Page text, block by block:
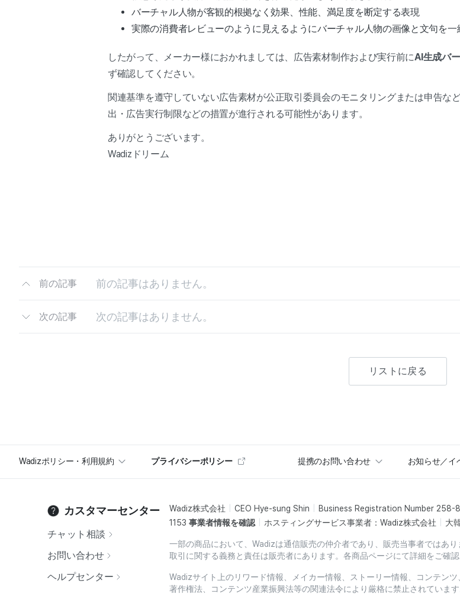
バーチャル人物が客観的根拠なく効果、性能、満足度を断定する表現
実際の消費者レビューのように見えるようにバーチャル人物の画像と文句を
したがって、メーカー様におかれましては、広告素材制作および実行前にAI生成バ
ず確認してください。
関連基準を遵守していない広告素材が公正取引委員会のモニタリングまたは申告な
出・広告実行制限などの措置が進行される可能性があります。
ありがとうございます。
Wadizドリーム
前の記事 前の記事はありません。
次の記事 次の記事はありません。
リストに戻る
Wadizポリシー・利用規約 プライバシーポリシー 提携のお問い合わせ お知らせ／イ
カスタマーセンター
チャット相談
お問い合わせ
ヘルプセンター
Wadiz株式会社 CEO Hye-sung Shin Business Registration Number 258-
1153 事業者情報を確認 ホスティングサービス事業者：Wadiz株式会社 大
一部の商品において、Wadizは通信販売の仲介者であり、販売当事者ではあ
取引に関する義務と責任は販売者にあります。各商品ページにて詳細をご確認
Wadizサイト上のリワード情報、メイカー情報、ストーリー情報、コンテン
著作権法、コンテンツ産業振興法等の関連法令により厳格に禁止されています